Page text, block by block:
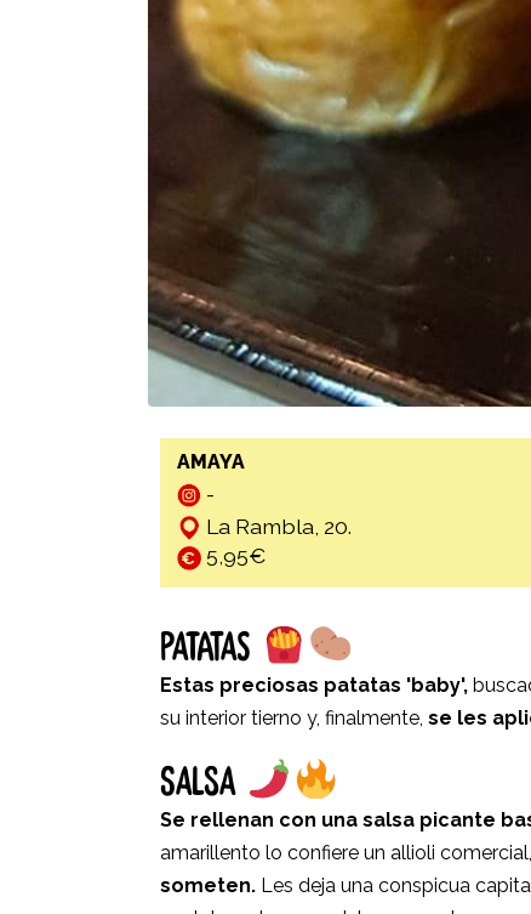
AMAYA
-
La Rambla, 20.
5,95€
PATATAS
Estas preciosas patatas 'baby',
su interior tierno y, finalmente, se les
SALSA
Se rellenan con una salsa picante
amarillento lo confiere un allioli
someten. Les deja una conspicua